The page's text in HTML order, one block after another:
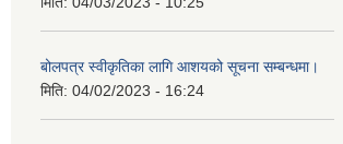
बोलपत्र स्वीकृतिका लागि आशयको सूचना सम्बन्धमा।
मिति: 04/02/2023 - 16:24